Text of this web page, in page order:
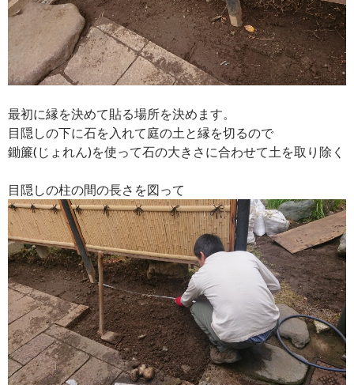
最初に縁を決めて貼る場所を決めます。
目隠しの下に石を入れて庭の土と縁を切るので
鋤簾(じょれん)を使って石の大きさに合わせて土を取り除く
目隠しの柱の間の長さを図って